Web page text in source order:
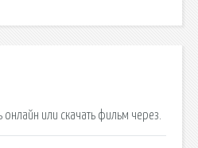
или скачать фильм через.